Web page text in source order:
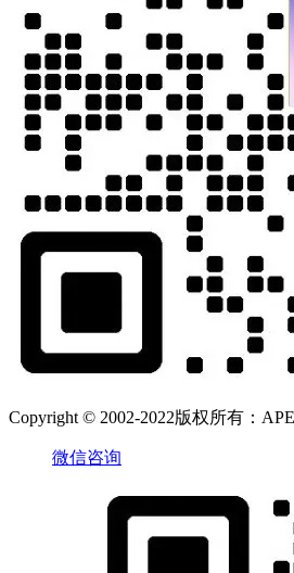
Copyright © 2002-2022版权所有：
微信咨询